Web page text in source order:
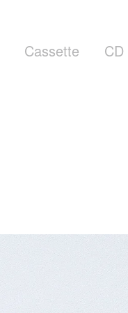
Cassette CD